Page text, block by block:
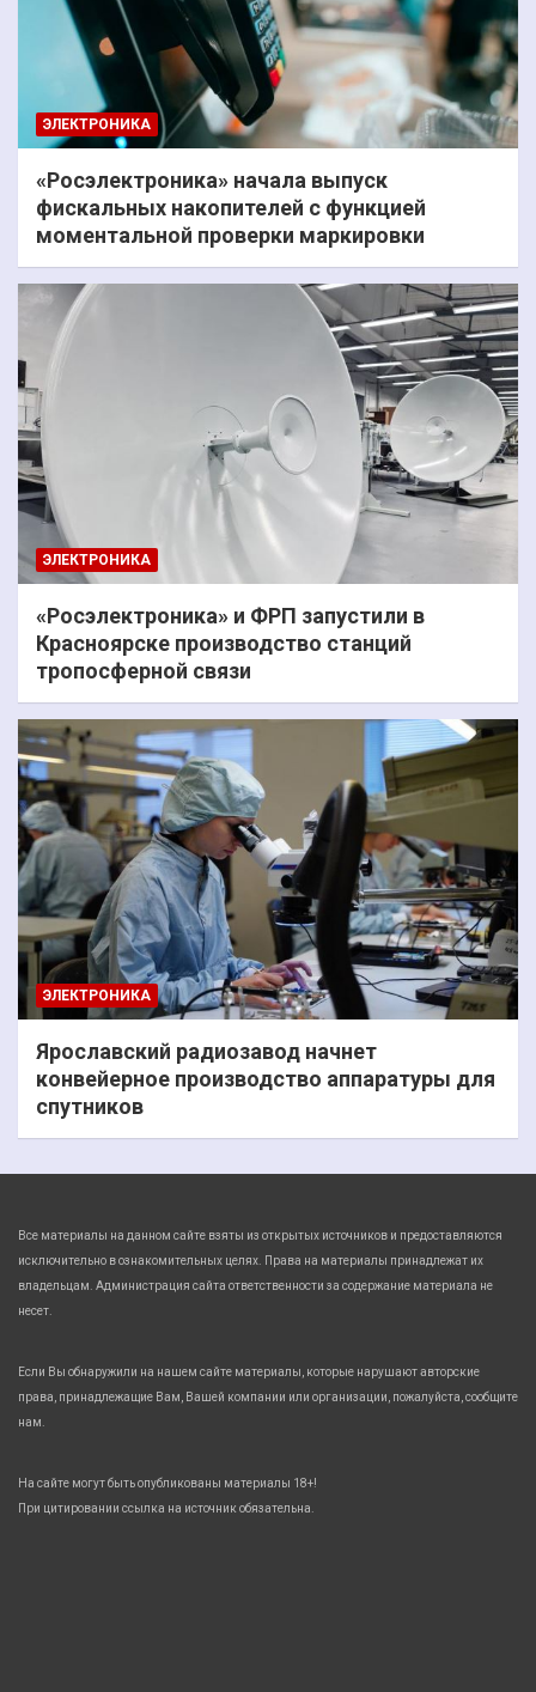
ЭЛЕКТРОНИКА
«Росэлектроника» начала выпуск
фискальных накопителей с функцией
моментальной проверки маркировки
ЭЛЕКТРОНИКА
«Росэлектроника» и ФРП запустили в
Красноярске производство станций
тропосферной связи
ЭЛЕКТРОНИКА
Ярославский радиозавод начнет
конвейерное производство аппаратуры для
спутников
Все материалы на данном сайте взяты из открытых источников и предоставляются
исключительно в ознакомительных целях. Права на материалы принадлежат их
владельцам. Администрация сайта ответственности за содержание материала не
несет.
Если Вы обнаружили на нашем сайте материалы, которые нарушают авторские
права, принадлежащие Вам, Вашей компании или организации, пожалуйста, сообщите
нам.
На сайте могут быть опубликованы материалы 18+!
При цитировании ссылка на источник обязательна.